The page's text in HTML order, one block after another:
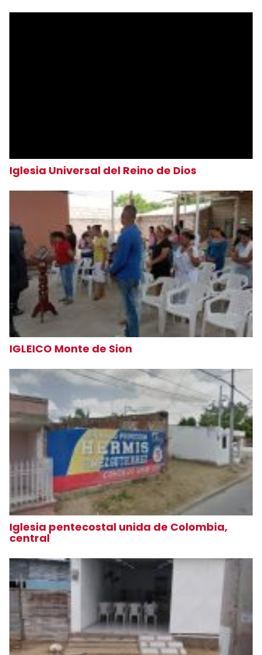
Iglesia Universal del Reino de Dios
IGLEICO Monte de Sion
Iglesia pentecostal unida de Colombia,
central